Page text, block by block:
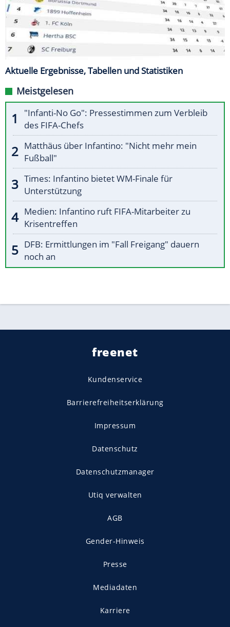
Aktuelle Ergebnisse, Tabellen und Statistiken
Meistgelesen
"Infanti-No Go": Pressestimmen zum Verbleib
des FIFA-Chefs
Matthäus über Infantino: "Nicht mehr mein
Fußball"
Times: Infantino bietet WM-Finale für
Unterstützung
Medien: Infantino ruft FIFA-Mitarbeiter zu
Krisentreffen
DFB: Ermittlungen im "Fall Freigang" dauern
noch an
freenet
Kundenservice
Barrierefreiheitserklärung
Impressum
Datenschutz
Datenschutzmanager
Utiq verwalten
AGB
Gender-Hinweis
Presse
Mediadaten
Karriere